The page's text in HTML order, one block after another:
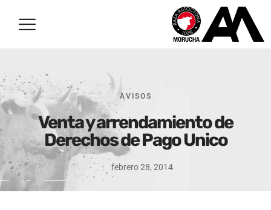
AVISOS
Venta y arrendamiento de
Derechos de Pago Unico
febrero 28, 2014